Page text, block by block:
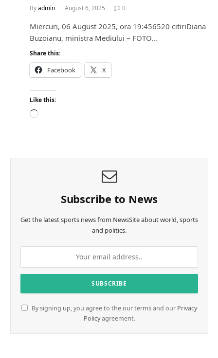
Byadmin August 6, 2025 0
Miercuri, 06 August 2025, ora 19:456520 citiriDiana
Buzoianu, ministra Mediului – FOTO…
Share this:
Facebook X
Like this:
L
Subscribe to News
Get the latest sports news from NewsSite about world, sports
and politics.
By signing up, you agree to the our terms and our Privacy
Policyagreement.